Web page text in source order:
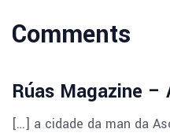
Comments
Rúas Magazine –
[…] a cidade da man da